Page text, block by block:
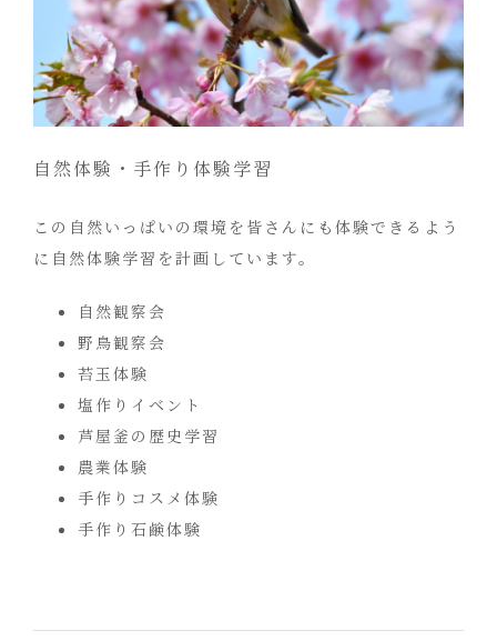
自然体験・手作り体験学習
この自然いっぱいの環境を皆さんにも体験できるよう
に自然体験学習を計画しています。
自然観察会
野鳥観察会
苔玉体験
塩作りイベント
芦屋釜の歴史学習
農業体験
手作りコスメ体験
手作り石鹸体験